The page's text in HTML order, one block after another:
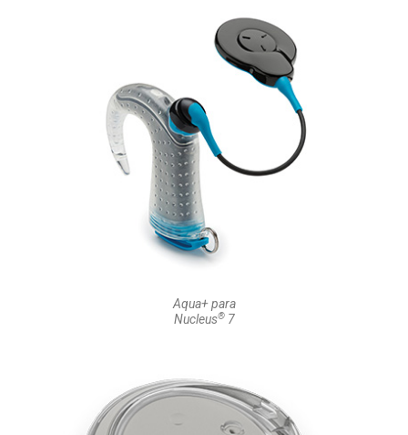
Aqua+ para
Nucleus®7